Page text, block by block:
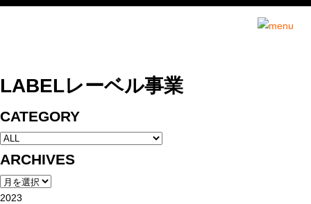
LABELレーベル事業
CATEGORY
ARCHIVES
2023